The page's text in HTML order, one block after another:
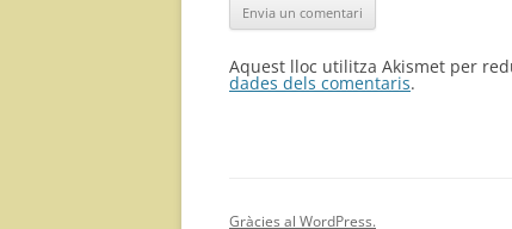
Aquest lloc utilitza Akismet per
dades dels comentaris.
Gràcies al WordPress.